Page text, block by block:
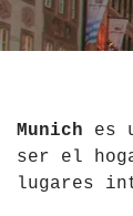
El
Hawái
México
Jordania
La India
Croacia
Escocia
Munich es
ser el
lugares